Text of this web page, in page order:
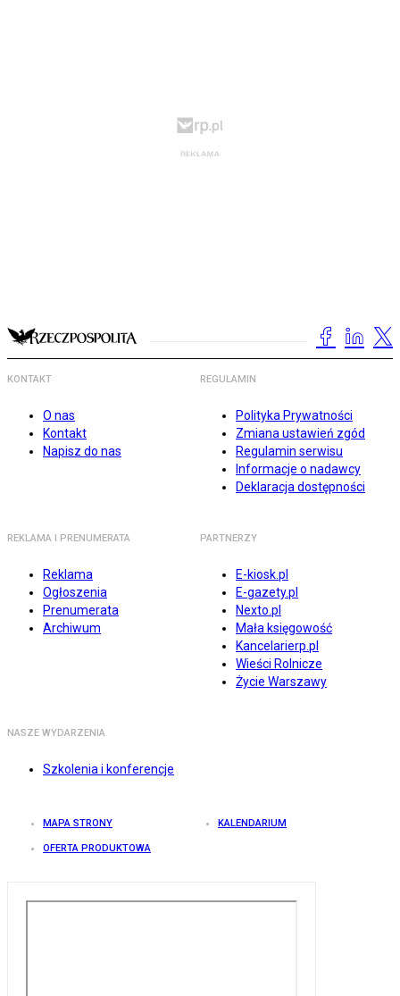
KONTAKT
O nas
Kontakt
Napisz do nas
REGULAMIN
Polityka Prywatności
Zmiana ustawień zgód
Regulamin serwisu
Informacje o nadawcy
Deklaracja dostępności
REKLAMA I PRENUMERATA
Reklama
Ogłoszenia
Prenumerata
Archiwum
PARTNERZY
E-kiosk.pl
E-gazety.pl
Nexto.pl
Mała księgowość
Kancelarierp.pl
Wieści Rolnicze
Życie Warszawy
NASZE WYDARZENIA
Szkolenia i konferencje
MAPA STRONY KALENDARIUM
OFERTA PRODUKTOWA